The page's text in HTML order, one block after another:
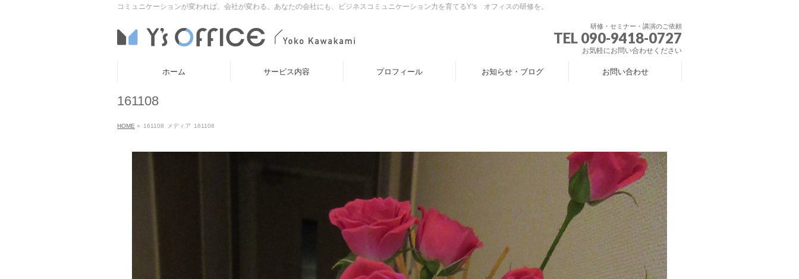
コミュニケーションが変われば、会社が変わる。あなたの会社にも、ビジネスコミュニケーション力を育てるY’s オフィスの研修を。
研修・セミナー・講演のご依頼
TEL 090-9418-0727
お気軽にお問い合わせください
ホーム サービス内容 プロフィール お知らせ・ブログ お問い合わせ
161108
HOME » 161108 メディア 161108